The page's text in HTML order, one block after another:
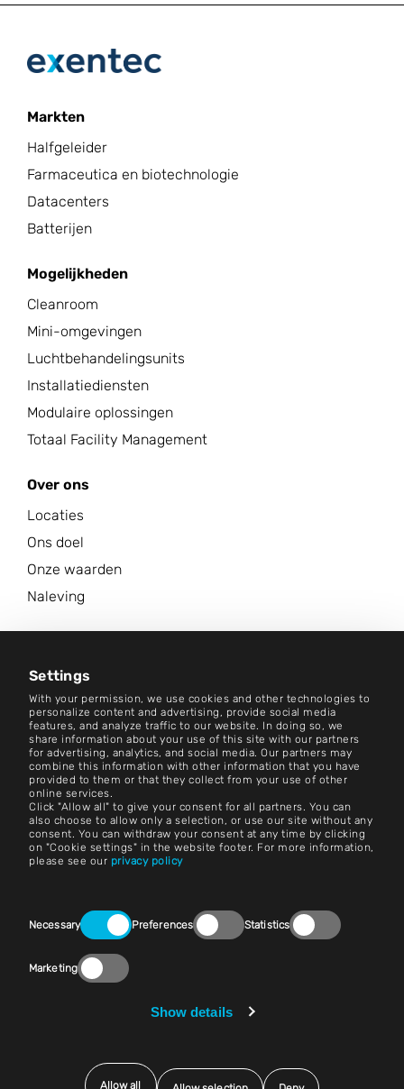
Settings
With your permission, we use cookies and other technologies to
personalize content and advertising, provide social media
features, and analyze traffic to our website. In doing so, we
share information about your use of this site with our partners
for advertising, analytics, and social media. Our partners may
combine this information with other information that you have
provided to them or that they collect from your use of other
online services.
Click "Allow all" to give your consent for all partners. You can
also choose to allow only a selection, or use our site without any
consent. You can withdraw your consent at any time by clicking
on "Cookie settings" in the website footer. For more information,
please see our privacy policy
Selection
Necessary Preferences Statistics
Marketing
Show details
Allow all
Markten
Halfgeleider
Farmaceutica en biotechnologie
Datacenters
Batterijen
Mogelijkheden
Cleanroom
Mini-omgevingen
Luchtbehandelingsunits
Installatiediensten
Modulaire oplossingen
Totaal Facility Management
Over ons
Locaties
Ons doel
Onze waarden
Naleving
Nieuwscentrum
Neem contact op met
Carrière
Algemene voorwaarden
Afdruk
Wettelijke kennisgeving
Neem contact op met
Cookie-instellingen